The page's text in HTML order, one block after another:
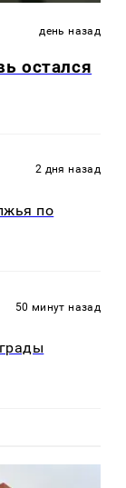
день назад
остался
2 дня назад
по
50 минут назад